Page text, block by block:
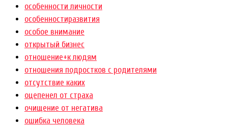
особенности личности
особенностиразвития
особое внимание
открытый бизнес
отношение+к людям
отношения подростков с родителями
отсутствие каких
оцепенел от страха
очищение от негатива
ошибка человека